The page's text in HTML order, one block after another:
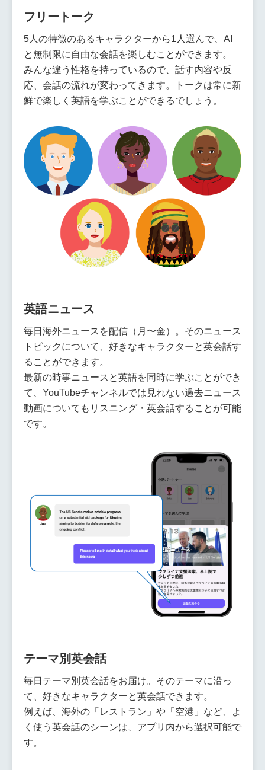
フリートーク
5人の特徴のあるキャラクターから1人選んで、AI
と無制限に自由な会話を楽しむことができます。
みんな違う性格を持っているので、話す内容や反
応、会話の流れが変わってきます。トークは常に新
鮮で楽しく英語を学ぶことができるでしょう。
英語ニュース
毎日海外ニュースを配信（月〜金）。そのニュース
トピックについて、好きなキャラクターと英会話す
ることができます。
最新の時事ニュースと英語を同時に学ぶことができ
て、YouTubeチャンネルでは見れない過去ニュース
動画についてもリスニング・英会話することが可能
です。
テーマ別英会話
毎日テーマ別英会話をお届け。そのテーマに沿っ
て、好きなキャラクターと英会話できます。
例えば、海外の「レストラン」や「空港」など、よ
く使う英会話のシーンは、アプリ内から選択可能で
す。